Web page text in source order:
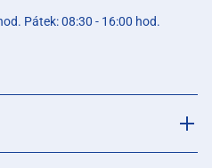
Pátek: 08:30 - 16:00 hod.